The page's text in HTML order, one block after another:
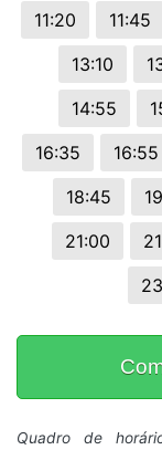
11:20
11:45
13:10
14:55
16:35
16:55
18:45
21:00
Quadro de